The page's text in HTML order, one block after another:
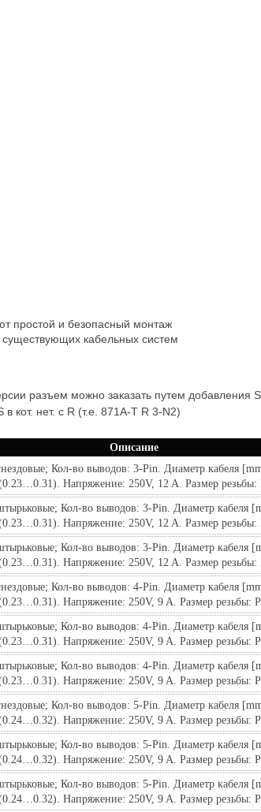
простой и безопасный монтаж
кабельных систем
разъем можно заказать путем добавления
кот. нет. с R (т.е. 871A-T R 3-N2)
Описание
Кол-во выводов: 3-Pin. Диаметр кабеля
Напряжение: 250V, 12 A. Размер резьбы:
Кол-во выводов: 3-Pin. Диаметр кабеля
Напряжение: 250V, 12 A. Размер резьбы:
Кол-во выводов: 3-Pin. Диаметр кабеля
Напряжение: 250V, 12 A. Размер резьбы:
Кол-во выводов: 4-Pin. Диаметр кабеля
Напряжение: 250V, 9 A. Размер резьбы:
Кол-во выводов: 4-Pin. Диаметр кабеля
Напряжение: 250V, 9 A. Размер резьбы:
Кол-во выводов: 4-Pin. Диаметр кабеля
Напряжение: 250V, 9 A. Размер резьбы:
Кол-во выводов: 5-Pin. Диаметр кабеля
Напряжение: 250V, 9 A. Размер резьбы:
Кол-во выводов: 5-Pin. Диаметр кабеля
Напряжение: 250V, 9 A. Размер резьбы:
Кол-во выводов: 5-Pin. Диаметр кабеля
Напряжение: 250V, 9 A. Размер резьбы: